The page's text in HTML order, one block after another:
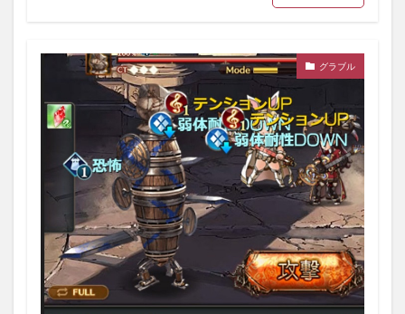
グラブル